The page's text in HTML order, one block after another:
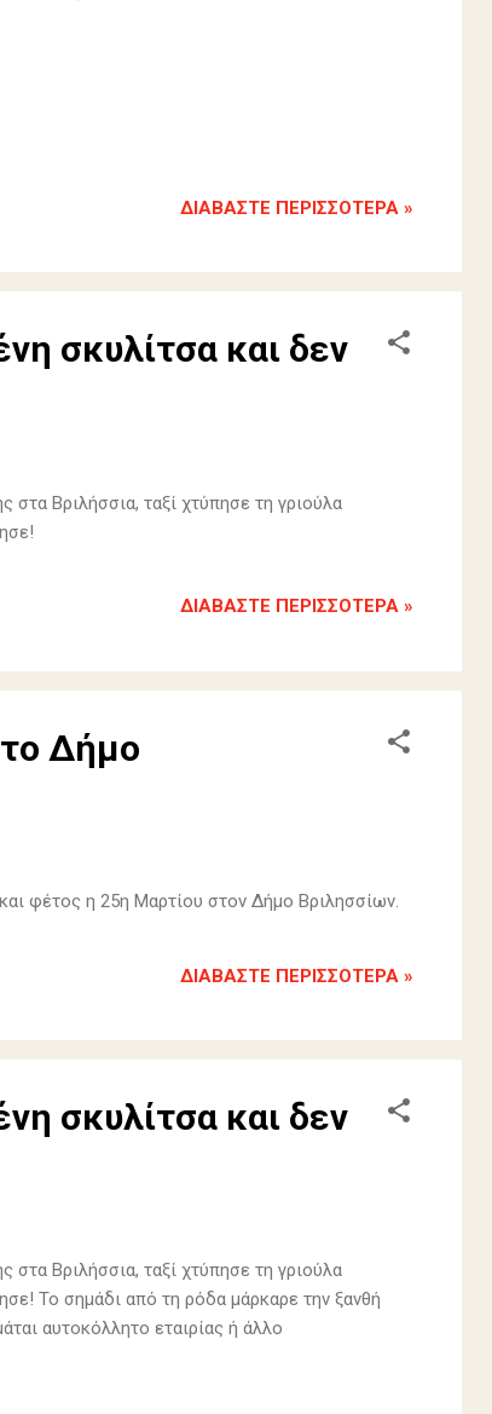
ΔΙΑΒΆΣΤΕ ΠΕΡΙΣΣΌΤΕΡΑ »
σκυλίτσα και δεν
στα Βριλήσσια, ταξί χτύπησε τη γριούλα
ΔΙΑΒΆΣΤΕ ΠΕΡΙΣΣΌΤΕΡΑ »
Δήμο
φέτος η 25η Μαρτίου στον Δήμο Βριλησσίων.
ΔΙΑΒΆΣΤΕ ΠΕΡΙΣΣΌΤΕΡΑ »
σκυλίτσα και δεν
στα Βριλήσσια, ταξί χτύπησε τη γριούλα
To σημάδι από τη ρόδα μάρκαρε την ξανθή
αυτοκόλλητο εταιρίας ή άλλο